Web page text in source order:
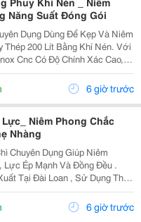
Năng Suất Đóng Gói
Dụng Dùng Để Kẹp Và Niêm
Thép 200 Lít Bằng Khí Nén. Với
Cnc Có Độ Chính Xác Cao,
Ép Mạnh, Ổn Định, Giúp Nắp
Toàn Trước Khi Lưu Kho Và...
6 giờ trước
Niêm Phong Chắc
Nhàng
Chuyên Dụng Giúp Niêm
Lực Ép Mạnh Và Đồng Đều .
Tại Đài Loan , Sử Dụng Thân
Cầm Bọc Cao Su Chống Trượt ,
Cảm Giác Cầm Nắm Thoải
6 giờ trước